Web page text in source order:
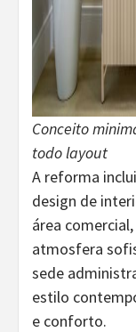
Conceito
todo layout
A reforma
design de
área
atmosfera
sede
estilo
e conforto.